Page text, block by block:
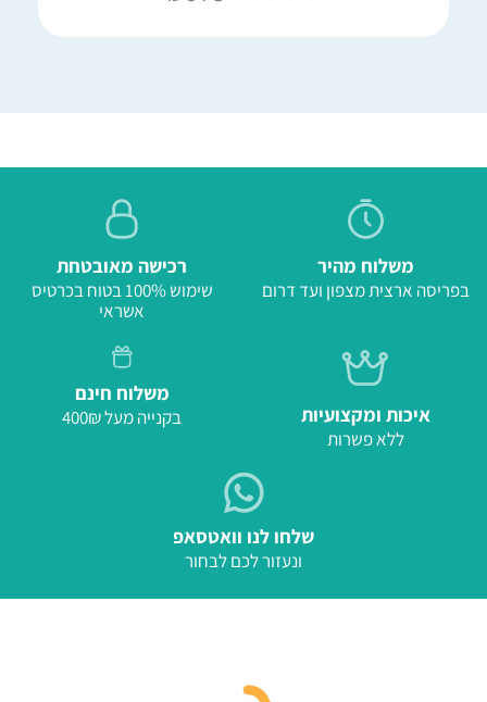
משלוח מהיר
בפריסה ארצית מצפון ועד דרום
רכישה מאובטחת
שימוש 100% בטוח בכרטיס
אשראי
איכות ומקצועיות
ללא פשרות
משלוח חינם
בקנייה מעל 400₪
שלחו לנו וואטסאפ
ונעזור לכם לבחור